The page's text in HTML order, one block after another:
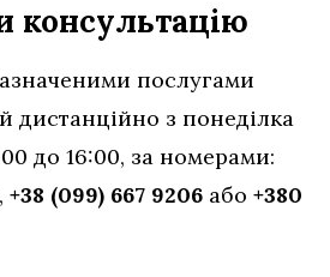
консультацію
послугами
дистанційно з понеділка
до 16:00, за номерами:
, +38 (099) 667 9206 або +380